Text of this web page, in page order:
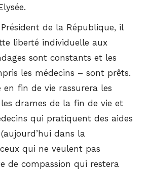
de la République, il
liberté individuelle aux
sont constants et les
les médecins – sont prêts.
en fin de vie rassurera les
drames de la fin de vie et
qui pratiquent des aides
dans la
qui ne veulent pas
de compassion qui restera